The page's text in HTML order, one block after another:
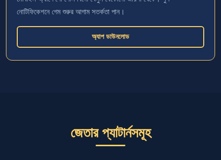
নোটিফিকেশনে গেম শুরুর আগাম সতর্কতা পান।
অ্যাপ ডাউনলোড
জেতার প্যাটার্নসমূহ